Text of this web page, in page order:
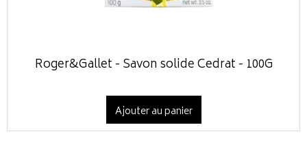
Roger&Gallet - Savon solide Cedrat - 100G
Ajouter au panier